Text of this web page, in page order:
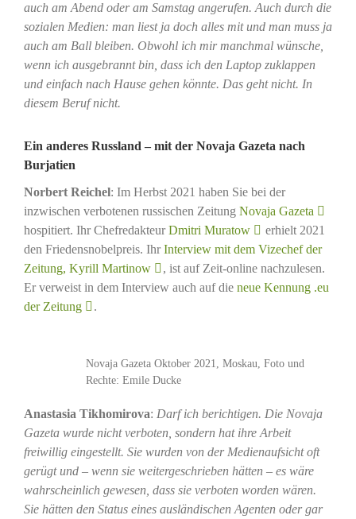
auch am Abend oder am Samstag angerufen. Auch durch die
sozialen Medien: man liest ja doch alles mit und man muss ja
auch am Ball bleiben. Obwohl ich mir manchmal wünsche,
wenn ich ausgebrannt bin, dass ich den Laptop zuklappen
und einfach nach Hause gehen könnte. Das geht nicht. In
diesem Beruf nicht.
Ein anderes Russland – mit der Novaja Gazeta nach
Burjatien
Norbert Reichel: Im Herbst 2021 haben Sie bei der
inzwischen verbotenen russischen Zeitung Novaja Gazeta
hospitiert. Ihr ChefredakteurDmitri Muratow
erhielt 2021
den Friedensnobelpreis. IhrInterview mit dem Vizechef der
Zeitung, Kyrill Martinow
, ist auf Zeit-online nachzulesen.
Er verweist in dem Interview auch auf die neue Kennung .eu
der Zeitung
.
Novaja Gazeta Oktober 2021, Moskau, Foto und
Rechte: Emile Ducke
Anastasia Tikhomirova: Darf ich berichtigen. Die Novaja
Gazeta wurde nicht verboten, sondern hat ihre Arbeit
freiwillig eingestellt. Sie wurden von der Medienaufsicht oft
gerügt und – wenn sie weitergeschrieben hätten – es wäre
wahrscheinlich gewesen, dass sie verboten worden wären.
Sie hätten den Status eines ausländischen Agenten oder gar